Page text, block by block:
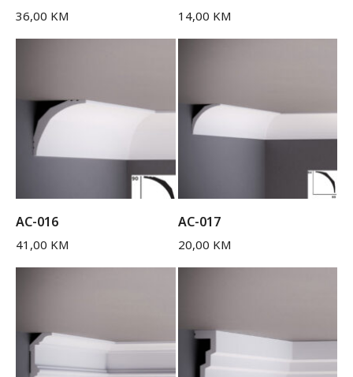
36,00 KM 14,00 KM
AC-016
41,00 KM
AC-017
20,00 KM